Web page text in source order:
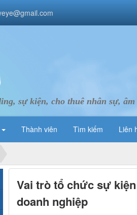
sự kiện, cho thuê nhân sự,
Thành viên Tìm kiếm Liên
Vai trò tổ chức sự
doanh nghiệp